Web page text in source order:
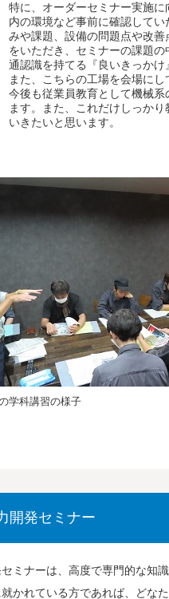
特に、オーダーセミナー実施
内の環境など事前に確認して
みや課題、設備の問題点や改
をいただき、セミナーの課題
通認識を持てる『良いきっかけ
また、こちらの工場を会場に
今後も従業員教育として機械
ます。また、これだけしっか
いきたいと思います。
学科講習の様子
開発セミナー
ミナーは、高度で専門的な知
かれている方であれば、どな